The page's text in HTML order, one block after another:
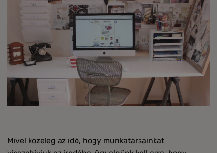
Mivel közeleg az idő, hogy munkatársainkat